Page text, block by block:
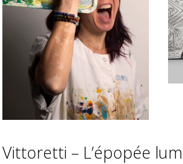
Vittoretti – L’épopée